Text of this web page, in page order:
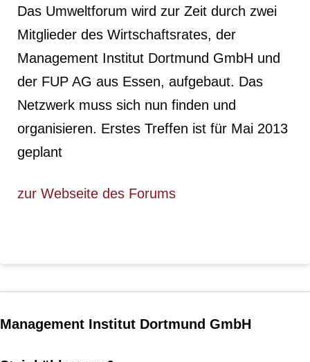
Das Umweltforum wird zur Zeit durch zwei
Mitglieder des Wirtschaftsrates, der
Management Institut Dortmund GmbH und
der FUP AG aus Essen, aufgebaut. Das
Netzwerk muss sich nun finden und
organisieren. Erstes Treffen ist für Mai 2013
geplant
zur Webseite des Forums
Management Institut Dortmund GmbH